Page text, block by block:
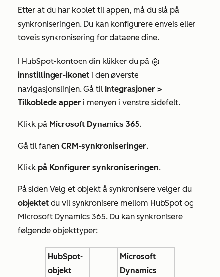
Etter at du har koblet til appen, må du slå på
synkroniseringen. Du kan konfigurere enveis eller
toveis synkronisering for dataene dine.
I HubSpot-kontoen din klikker du på
innstillinger-ikonet i den øverste
navigasjonslinjen. Gå til Integrasjoner >
Tilkoblede apper i menyen i venstre sidefelt.
Klikk på Microsoft Dynamics 365.
Gå til fanen CRM-synkroniseringer.
Klikk på Konfigurer synkroniseringen.
På siden Velg et objekt å synkronisere velger du
objektet du vil synkronisere mellom HubSpot og
Microsoft Dynamics 365. Du kan synkronisere
følgende objekttyper:
HubSpot-
objekt
Microsoft
Dynamics